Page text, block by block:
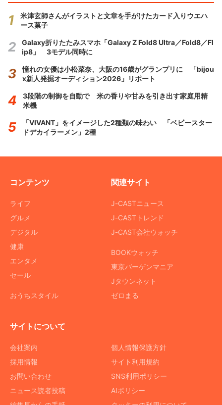
米津玄師さんがイラストと文章を手がけたカード入りウエハ
ース菓子
Galaxy折りたたみスマホ「Galaxy Z Fold8 Ultra／Fold8／Fl
ip8」 3モデル同時に
憧れの女優は小松菜奈、大阪の16歳がグランプリに 「bijou
x新人発掘オーディション2026」リポート
3段階の制御を自動で 米の香りや甘みを引き出す家庭用精
米機
「VIVANT」をイメージした2種類の味わい 「ベビースター
ドデカイラーメン」2種
コンテンツ
ライフ
グルメ
デジタル
健康
エンタメ
セール
おうちスタイル
関連サイト
J-CASTニュース
J-CASTトレンド
J-CAST会社ウォッチ
BOOKウォッチ
東京バーゲンマニア
Jタウンネット
ゼロまる
サイトについて
会社案内
採用情報
お問い合わせ
ニュース読者投稿
個人情報保護方針
サイト利用規約
SNS利用ポリシー
AIポリシー